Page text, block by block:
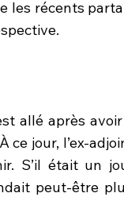
les récents
allé après
jour, l’ex-
S’il était un
peut-être